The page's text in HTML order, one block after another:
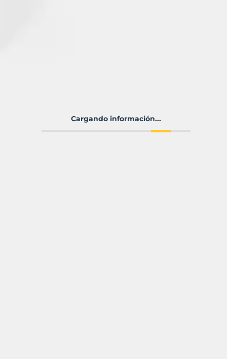
Cargando información...